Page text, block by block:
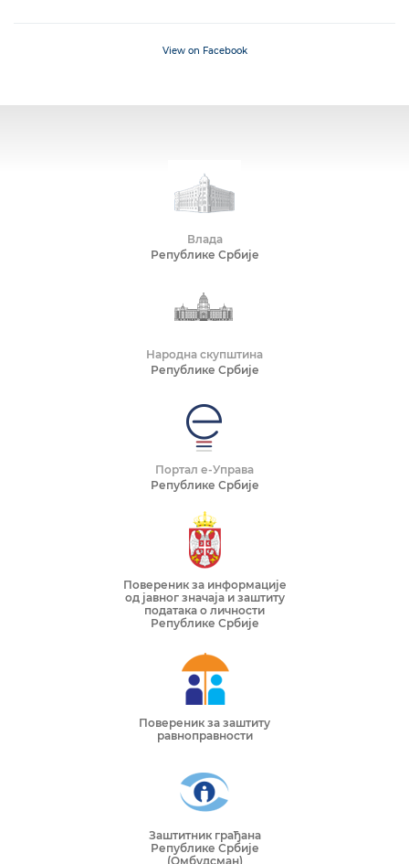
View on Facebook
Влада
Републике Србије
Народна скупштина
Републике Србије
Портал е-Управа
Републике Србије
Повереник за информације
од јавног значаја и заштиту
података о личности
Републике Србије
Повереник за заштиту
равноправности
Заштитник грађана
Републике Србије
(Омбудсман)